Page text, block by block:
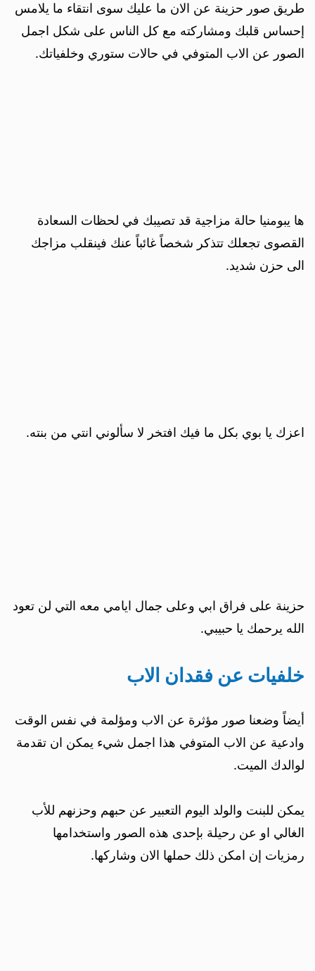
طريق صور حزينة عن الان ما عليك سوى انتقاء ما يلامس
إحساس قلبك ومشاركته مع كل الناس على شكل اجمل
الصور عن الاب المتوفي في حالات ستوري وخلفياتك.
ها يبومنيا حالة مزاجية قد تصيبك في لحظات السعادة
القصوى تجعلك تتذكر شخصاً غائباً عنك فينقلب مزاجك
الى حزن شديد.
اعزك يا بوي بكل ما فيك افتخر لا سألوني انتي من بنته.
حزينة على فراق ابي وعلى جمال ايامي معه التي لن تعود
الله يرحمك يا حبيبي.
خلفيات عن فقدان الاب
أيضاً وضعنا صور مؤثرة عن الاب ومؤلمة في نفس الوقت
وادعية عن الاب المتوفي هذا اجمل شيء يمكن ان تقدمة
لوالدك الميت.
يمكن للبنت والولد اليوم التعبير عن حبهم وحزنهم للأب
الغالي او عن رحيلة بإحدى هذه الصور واستخدامها
رمزيات إن امكن ذلك حملها الان وشاركها.